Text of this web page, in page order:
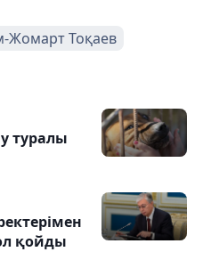
Жомарт Тоқаев
туралы
қойды